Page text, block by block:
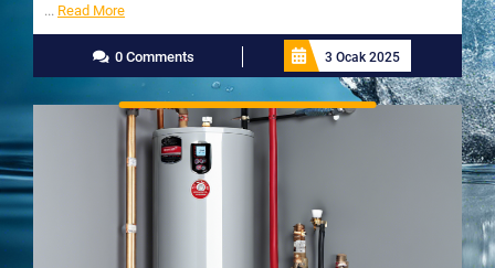
... Read MoreRead
More
0 Comments
3 Ocak 2025